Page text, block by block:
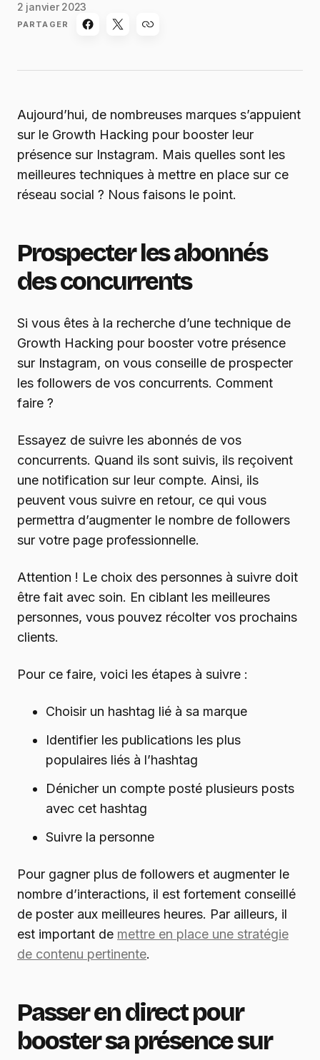
2 janvier 2023
PARTAGER
Aujourd’hui, de nombreuses marques s’appuient
sur le Growth Hacking pour booster leur
présence sur Instagram. Mais quelles sont les
meilleures techniques à mettre en place sur ce
réseau social ? Nous faisons le point.
Prospecter les abonnés
des concurrents
Si vous êtes à la recherche d’une technique de
Growth Hacking pour booster votre présence
sur Instagram, on vous conseille de prospecter
les followers de vos concurrents. Comment
faire ?
Essayez de suivre les abonnés de vos
concurrents. Quand ils sont suivis, ils reçoivent
une notification sur leur compte. Ainsi, ils
peuvent vous suivre en retour, ce qui vous
permettra d’augmenter le nombre de followers
sur votre page professionnelle.
Attention ! Le choix des personnes à suivre doit
être fait avec soin. En ciblant les meilleures
personnes, vous pouvez récolter vos prochains
clients.
Pour ce faire, voici les étapes à suivre :
Choisir un hashtag lié à sa marque
Identifier les publications les plus
populaires liés à l’hashtag
Dénicher un compte posté plusieurs posts
avec cet hashtag
Suivre la personne
Pour gagner plus de followers et augmenter le
nombre d’interactions, il est fortement conseillé
de poster aux meilleures heures. Par ailleurs, il
est important de mettre en place une stratégie
de contenu pertinente.
Passer en direct pour
booster sa présence sur